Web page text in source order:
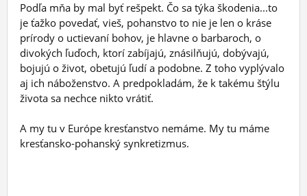
Podľa mňa by mal byť rešpekt. Čo sa týka škodenia...to
je ťažko povedať, vieš, pohanstvo to nie je len o kráse
prírody o uctievaní bohov, je hlavne o barbaroch, o
divokých ľuďoch, ktorí zabíjajú, znásilňujú, dobývajú,
bojujú o život, obetujú ľudí a podobne. Z toho vyplývalo
aj ich náboženstvo. A predpokladám, že k takému štýlu
života sa nechce nikto vrátiť.
A my tu v Európe kresťanstvo nemáme. My tu máme
kresťansko-pohanský synkretizmus.